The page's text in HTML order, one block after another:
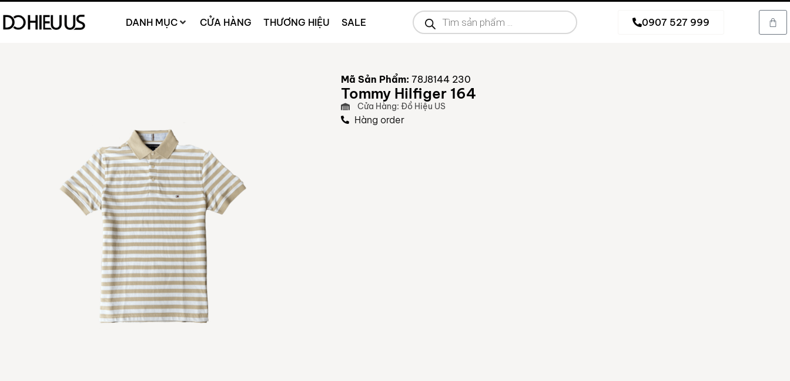
DANH MỤC CỬA HÀNG THƯƠNG HIỆU SALE 0907 527 999
Mã Sản Phẩm: 78J8144 230
Tommy Hilfiger 164
Cửa Hàng: Đồ Hiệu US
Hàng order